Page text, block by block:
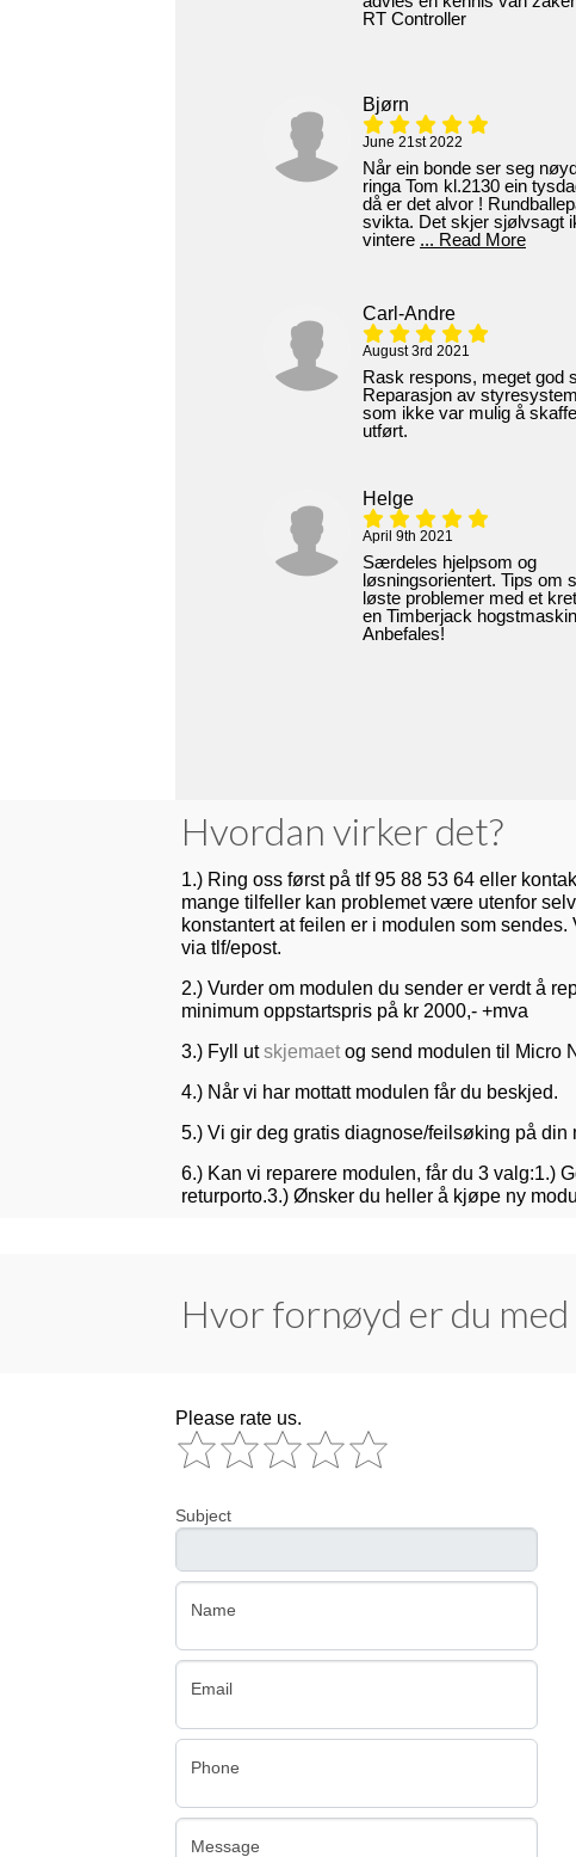
RT Controller
Bjørn
June 21st 2022
Når ein bonde ser seg
ringa Tom kl.2130 ein
då er det alvor !
svikta. Det skjer sjølvsagt
vintere ... Read More
Carl-Andre
August 3rd 2021
Rask respons, meget god
Reparasjon av
som ikke var mulig å
utført.
Helge
April 9th 2021
Særdeles hjelpsom og
løsningsorientert. Tips om
løste problemer med et
en Timberjack
Anbefales!
Hvordan virker det?
1.) Ring oss først på tlf 95 88 53 64 eller
mange tilfeller kan problemet være utenfor
konstantert at feilen er i modulen som
via tlf/epost.
2.) Vurder om modulen du sender er verdt å
minimum oppstartspris på kr 2000,- +mva
3.) Fyll utskjemaet og send modulen til Micro
4.) Når vi har mottatt modulen får du beskjed.
5.) Vi gir deg gratis diagnose/feilsøking på
6.) Kan vi reparere modulen, får du 3 valg:1.)
returporto.3.) Ønsker du heller å kjøpe ny
Hvor fornøyd er du
Please rate us.
Rating
Subject
Name
Email
Phone
Message